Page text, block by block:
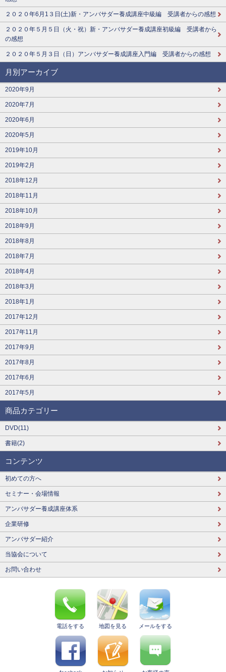
２０２０年6月1３日(土)新・アンバサダー養成講座中級編 受講者からの感想
２０２０年５月５日（火・祝）新・アンバサダー養成講座初級編 受講者から
の感想
２０２０年５月３日（日）アンバサダー養成講座入門編 受講者からの感想
月別アーカイブ
2020年9月
2020年7月
2020年6月
2020年5月
2019年10月
2019年2月
2018年12月
2018年11月
2018年10月
2018年9月
2018年8月
2018年7月
2018年4月
2018年3月
2018年1月
2017年12月
2017年11月
2017年9月
2017年8月
2017年6月
2017年5月
商品カテゴリー
DVD(11)
書籍(2)
コンテンツ
初めての方へ
セミナー・会場情報
アンバサダー養成講座体系
企業研修
アンバサダー紹介
当協会について
お問い合わせ
電話をする 地図を見る メールをする